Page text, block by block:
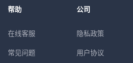
帮助
在线客服
常见问题
公司
隐私政策
用户协议